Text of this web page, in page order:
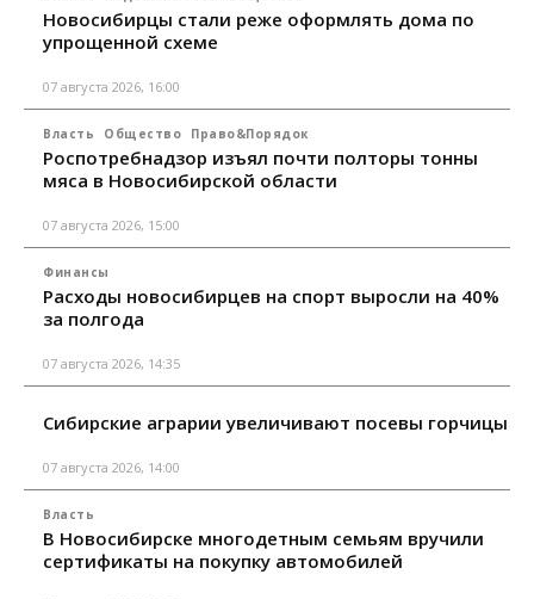
Новосибирцы стали реже оформлять дома по
упрощенной схеме
07 августа 2026, 16:00
Власть Общество Право&Порядок
Роспотребнадзор изъял почти полторы тонны
мяса в Новосибирской области
07 августа 2026, 15:00
Финансы
Расходы новосибирцев на спорт выросли на 40%
за полгода
07 августа 2026, 14:35
Сибирские аграрии увеличивают посевы горчицы
07 августа 2026, 14:00
Власть
В Новосибирске многодетным семьям вручили
сертификаты на покупку автомобилей